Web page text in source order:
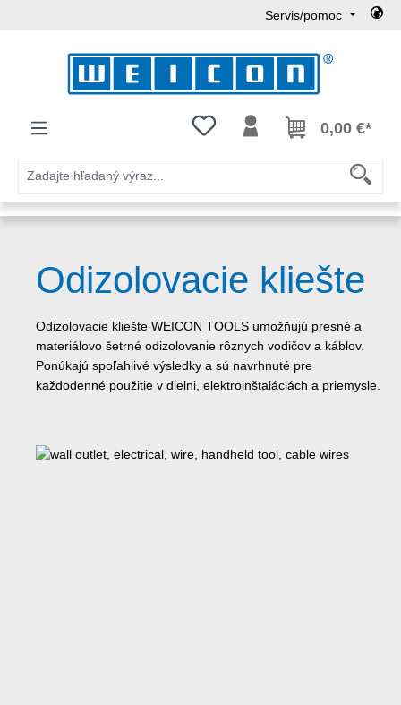
Servis/pomoc
Máte 0 položky zoznamu želaní
0,00 €*
Odizolovacie kliešte
Odizolovacie kliešte WEICON TOOLS umožňujú presné a
materiálovo šetrné odizolovanie rôznych vodičov a káblov.
Ponúkajú spoľahlivé výsledky a sú navrhnuté pre
každodenné použitie v dielni, elektroinštaláciách a priemysle.